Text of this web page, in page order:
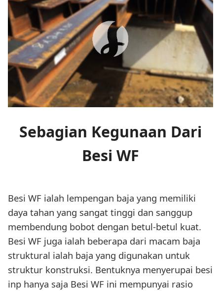
Sebagian Kegunaan Dari
Besi WF
Besi WF ialah lempengan baja yang memiliki
daya tahan yang sangat tinggi dan sanggup
membendung bobot dengan betul-betul kuat.
Besi WF juga ialah beberapa dari macam baja
struktural ialah baja yang digunakan untuk
struktur konstruksi. Bentuknya menyerupai besi
inp hanya saja Besi WF ini mempunyai rasio